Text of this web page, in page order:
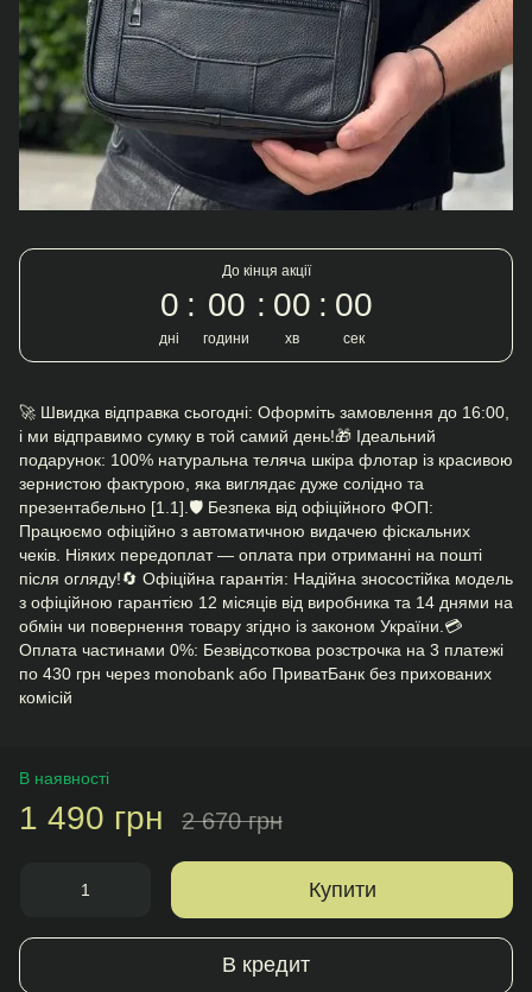
До кінця акції
0
дні
00
години
00
хв
00
сек
🚀 Швидка відправка сьогодні: Оформіть замовлення до 16:00,
і ми відправимо сумку в той самий день!🎁 Ідеальний
подарунок: 100% натуральна теляча шкіра флотар із красивою
зернистою фактурою, яка виглядає дуже солідно та
презентабельно [1.1].🛡️ Безпека від офіційного ФОП:
Працюємо офіційно з автоматичною видачею фіскальних
чеків. Ніяких передоплат — оплата при отриманні на пошті
після огляду!🔄 Офіційна гарантія: Надійна зносостійка модель
з офіційною гарантією 12 місяців від виробника та 14 днями на
обмін чи повернення товару згідно із законом України.💳
Оплата частинами 0%: Безвідсоткова розстрочка на 3 платежі
по 430 грн через monobank або ПриватБанк без прихованих
комісій
В наявності
1 490 грн 2 670 грн
Купити
В кредит